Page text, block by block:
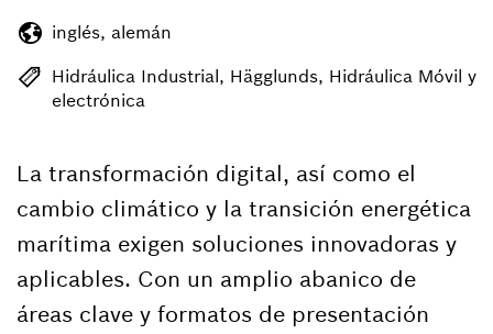
inglés, alemán
Hidráulica Industrial, Hägglunds, Hidráulica Móvil y
electrónica
La transformación digital, así como el
cambio climático y la transición energética
marítima exigen soluciones innovadoras y
aplicables. Con un amplio abanico de
áreas clave y formatos de presentación